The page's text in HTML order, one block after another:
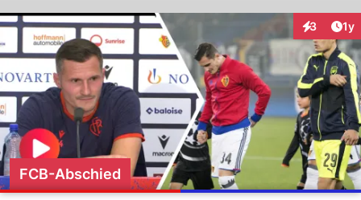
3 1y
FCB-Abschied